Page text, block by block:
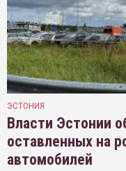
ЭСТОНИЯ
Власти Эстонии
оставленных на
автомобилей